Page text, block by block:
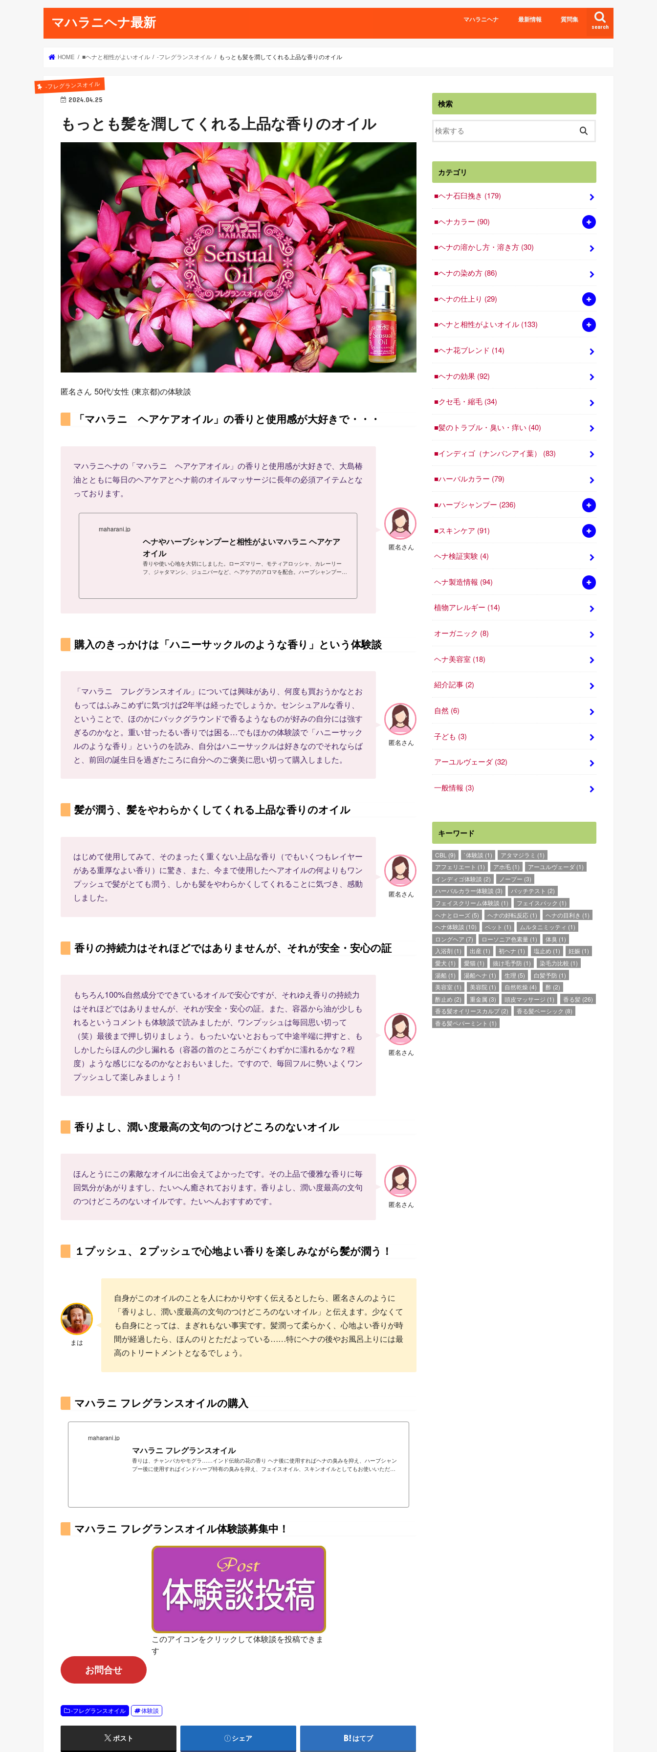
マハラニヘナ最新 search
マハラニヘナ 最新情報 質問集
HOME ■ヘナと相性がよいオイル -フレグランスオイル もっとも髪を潤してくれる上品な香りのオイル
-フレグランスオイル
2024.04.25
もっとも髪を潤してくれる上品な香りのオイル
匿名さん 50代/女性 (東京都)の体験談
「マハラニ ヘアケアオイル」の香りと使用感が大好きで・・・
匿名さん
マハラニヘナの「マハラニ ヘアケアオイル」の香りと使用感が大好きで、大島椿
油とともに毎日のヘアケアとヘナ前のオイルマッサージに長年の必須アイテムとな
っております。
maharani.jp
ヘナやハーブシャンプーと相性がよいマハラニ ヘアケア
オイル
香りや使い心地を大切にしました。ローズマリー、モティアロッシャ、カレーリー
フ、ジャタマンシ、ジュニパーなど、ヘアケアのアロマを配合。ハーブシャンプー後
購入のきっかけは「ハニーサックルのような香り」という体験談
匿名さん
「マハラニ フレグランスオイル」については興味があり、何度も買おうかなとお
もってはふみこめずに気づけば2年半は経ったでしょうか。センシュアルな香り、
ということで、ほのかにバックグラウンドで香るようなものが好みの自分には強す
ぎるのかなと。重い甘ったるい香りでは困る…でもほかの体験談で「ハニーサック
ルのような香り」というのを読み、自分はハニーサックルは好きなのでそれならば
と、前回の誕生日を過ぎたころに自分へのご褒美に思い切って購入しました。
髪が潤う、髪をやわらかくしてくれる上品な香りのオイル
匿名さん
はじめて使用してみて、そのまったく重くない上品な香り（でもいくつもレイヤー
がある重厚なよい香り）に驚き、また、今まで使用したヘアオイルの何よりもワン
プッシュで髪がとても潤う、しかも髪をやわらかくしてくれることに気づき、感動
しました。
香りの持続力はそれほどではありませんが、それが安全・安心の証
匿名さん
もちろん100%自然成分でできているオイルで安心ですが、それゆえ香りの持続力
はそれほどではありませんが、それが安全・安心の証。また、容器から油が少しも
れるというコメントも体験談で読みましたが、ワンプッシュは毎回思い切って
（笑）最後まで押し切りましょう。もったいないとおもって中途半端に押すと、も
しかしたらほんの少し漏れる（容器の首のところがごくわずかに濡れるかな？程
度）ような感じになるのかなとおもいました。ですので、毎回フルに勢いよくワン
プッシュして楽しみましょう！
香りよし、潤い度最高の文句のつけどころのないオイル
匿名さん
ほんとうにこの素敵なオイルに出会えてよかったです。その上品で優雅な香りに毎
回気分があがりますし、たいへん癒されております。香りよし、潤い度最高の文句
のつけどころのないオイルです。たいへんおすすめです。
１プッシュ、２プッシュで心地よい香りを楽しみながら髪が潤う！
まは
自身がこのオイルのことを人にわかりやすく伝えるとしたら、匿名さんのように
「香りよし、潤い度最高の文句のつけどころのないオイル」と伝えます。少なくて
も自身にとっては、まぎれもない事実です。髪潤って柔らかく、心地よい香りが時
間が経過したら、ほんのりとただよっている……特にヘナの後やお風呂上りには最
高のトリートメントとなるでしょう。
マハラニ フレグランスオイルの購入
maharani.jp
マハラニ フレグランスオイル
香りは、チャンパカやモグラ……インド伝統の花の香り ヘナ後に使用すればヘナの臭みを抑え、ハーブシャン
プー後に使用すればインドハーブ特有の臭みを抑え、フェイスオイル、スキンオイルとしてもお使いいただけ
マハラニ フレグランスオイル体験談募集中！
このアイコンをクリックして体験談を投稿できま
す
お問合せ
-フレグランスオイル 体験談
ポスト シェア はてブ
検索
カテゴリ
■ヘナ石臼挽き (179)
■ヘナカラー (90)
■ヘナの溶かし方・溶き方 (30)
■ヘナの染め方 (86)
■ヘナの仕上り (29)
■ヘナと相性がよいオイル (133)
■ヘナ花ブレンド (14)
■ヘナの効果 (92)
■クセ毛・縮毛 (34)
■髪のトラブル・臭い・痒い (40)
■インディゴ（ナンバンアイ葉） (83)
■ハーバルカラー (79)
■ハーブシャンプー (236)
■スキンケア (91)
ヘナ検証実験 (4)
ヘナ製造情報 (94)
植物アレルギー (14)
オーガニック (8)
ヘナ美容室 (18)
紹介記事 (2)
自然 (6)
子ども (3)
アーユルヴェーダ(32)
一般情報 (3)
キーワード
CBL (9) `体験談 (1) アタマジラミ (1)
アフェリエート (1) アホ毛 (1) アーユルヴェーダ (1)
インディゴ体験談 (2) ノープー (3)
ハーバルカラー体験談 (3) パッチテスト (2)
フェイスクリーム体験談 (1) フェイスパック (1)
ヘナとローズ (5) ヘナの好転反応 (1) ヘナの目利き (1)
ヘナ体験談 (10) ペット (1) ムルタニミッティ (1)
ロングヘア (7) ローソニア色素量 (1) 体臭 (1)
入浴剤 (1) 出産 (1) 初ヘナ (1) 塩止め (1) 妊娠(1)
愛犬 (1) 愛猫 (1) 抜け毛予防 (1) 染毛力比較 (1)
湯船 (1) 湯船ヘナ (1) 生理 (5) 白髪予防(1)
美容室 (1) 美容院 (1) 自然乾燥 (4) 酢(2)
酢止め (2) 重金属 (3) 頭皮マッサージ (1) 香る髪(26)
香る髪オイリースカルプ (2) 香る髪ベーシック (8)
香る髪ペパーミント (1)